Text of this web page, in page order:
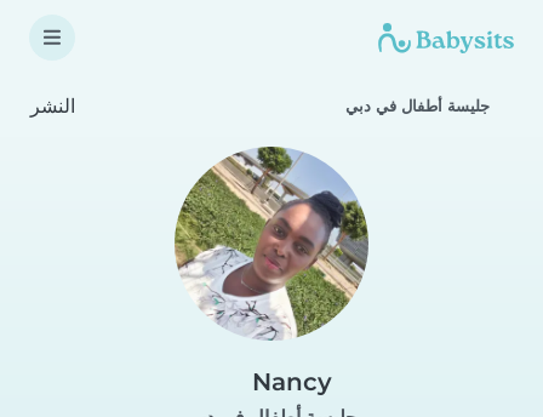
جليسة أطفال في دبي النشر
Nancy